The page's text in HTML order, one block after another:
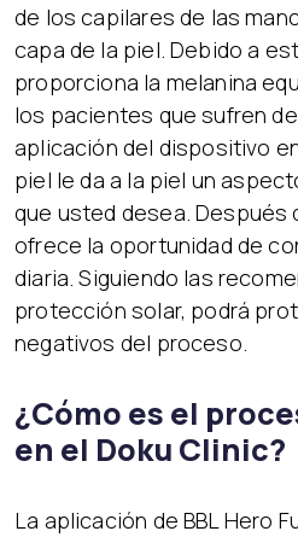
de los capilares de las
capa de la piel. Debido a
proporciona la melanina
los pacientes que sufren
aplicación del dispositivo
piel le da a la piel un
que usted desea. Después
ofrece la oportunidad de
diaria. Siguiendo las
protección solar, podrá
negativos del proceso.
¿Cómo es el
en el Doku Clinic?
La aplicación de BBL Hero